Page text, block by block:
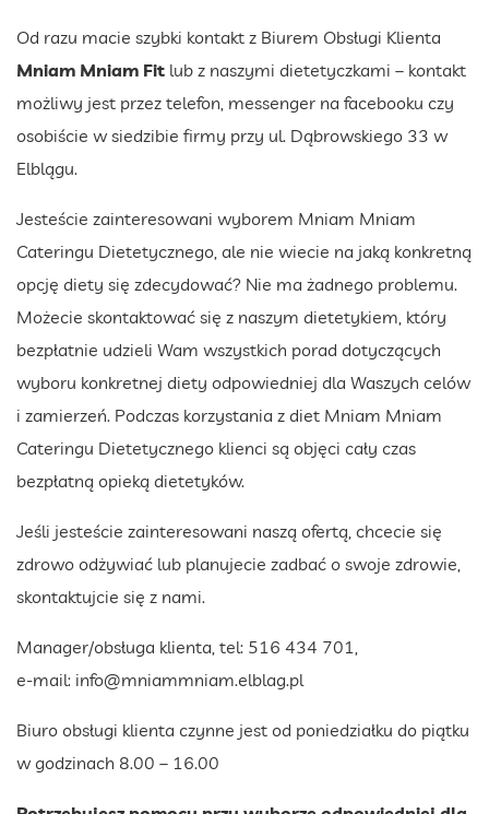
Od razu macie szybki kontakt z Biurem Obsługi Klienta
Mniam Mniam Fit lub z naszymi dietetyczkami – kontakt
możliwy jest przez telefon, messenger na facebooku czy
osobiście w siedzibie firmy przy ul. Dąbrowskiego 33 w
Elblągu.
Jesteście zainteresowani wyborem Mniam Mniam
Cateringu Dietetycznego, ale nie wiecie na jaką konkretną
opcję diety się zdecydować? Nie ma żadnego problemu.
Możecie skontaktować się z naszym dietetykiem, który
bezpłatnie udzieli Wam wszystkich porad dotyczących
wyboru konkretnej diety odpowiedniej dla Waszych celów
i zamierzeń. Podczas korzystania z diet Mniam Mniam
Cateringu Dietetycznego klienci są objęci cały czas
bezpłatną opieką dietetyków.
Jeśli jesteście zainteresowani naszą ofertą, chcecie się
zdrowo odżywiać lub planujecie zadbać o swoje zdrowie,
skontaktujcie się z nami.
Manager/obsługa klienta, tel: 516 434 701,
e-mail: info@mniammniam.elblag.pl
Biuro obsługi klienta czynne jest od poniedziałku do piątku
w godzinach 8.00 – 16.00